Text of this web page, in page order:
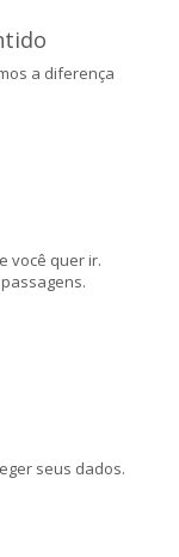
a diferença
você quer ir.
seus dados.